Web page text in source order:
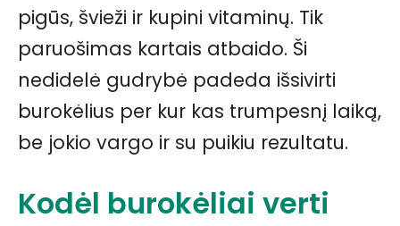
pigūs, švieži ir kupini vitaminų. Tik
paruošimas kartais atbaido. Ši
nedidelė gudrybė padeda išsivirti
burokėlius per kur kas trumpesnį laiką,
be jokio vargo ir su puikiu rezultatu.
Kodėl burokėliai verti